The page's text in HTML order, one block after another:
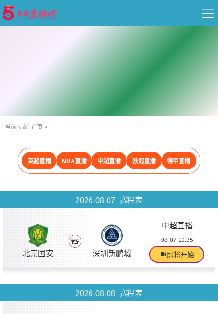
重要赛事
录像
当前位置: 首页 >
英超直播 NBA直播 中超直播 欧冠直播 德甲直播
2026-08-07 赛程表
北京国安 深圳新鹏城
中超直播
08-07 19:35
即将开始
2026-08-08 赛程表